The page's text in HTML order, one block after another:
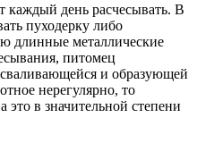
каждый день расчесывать. В
пуходерку либо
длинные металлические
питомец
сваливающейся и образующей
нерегулярно, то
это в значительной степени